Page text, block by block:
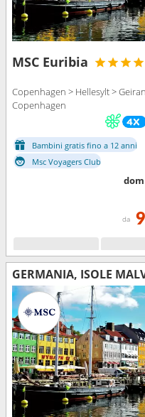
MSC Euribia
Copenhagen > Hellesylt >
Copenhagen
Bambini gratis fino a 12 anni
Msc Voyagers Club
dom
da